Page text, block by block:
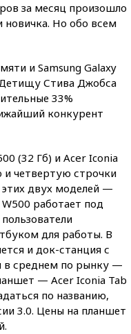
за месяц произошло
новичка. Но обо всем
и Samsung Galaxy
Стива Джобса
33%
конкурент
(32 Гб) и Acer Iconia
и четвертую строчки
этих двух моделей —
работает под
для работы. В
и док-станция с
в среднем по рынку —
— Acer Iconia Tab
по названию,
3.0. Цены на планшет